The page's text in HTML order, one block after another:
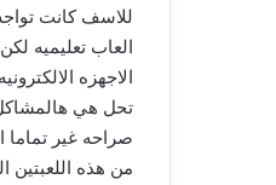
للاسف كانت
العاب تعليميه
تحل هي
صراحه غير تماما